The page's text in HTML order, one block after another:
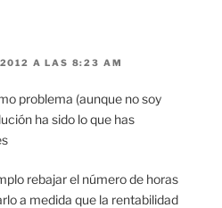
A LAS 8:23 AM
problema (aunque no soy
ha sido lo que has
rebajar el número de horas
a medida que la rentabilidad